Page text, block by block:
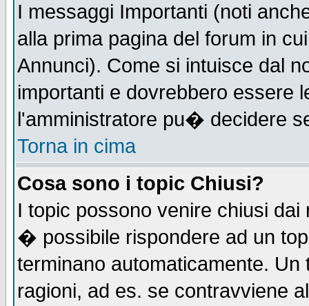
I messaggi Importanti (noti
alla prima pagina del forum in
Annunci). Come si intuisce dal
importanti e dovrebbero essere
l'amministratore pu� decidere
Torna in cima
Cosa sono i topic Chiusi?
I topic possono venire chiusi
� possibile rispondere ad un
terminano automaticamente.
ragioni, ad es. se contravviene